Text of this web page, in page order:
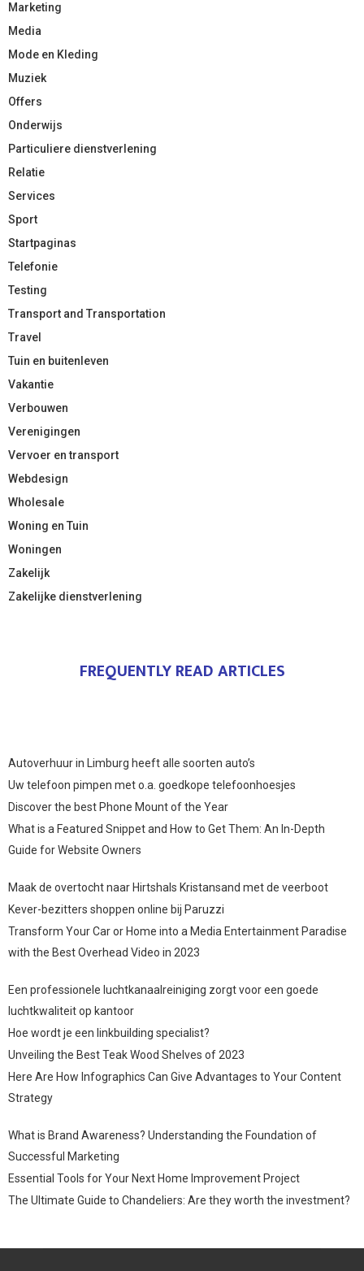
Marketing
Media
Mode en Kleding
Muziek
Offers
Onderwijs
Particuliere dienstverlening
Relatie
Services
Sport
Startpaginas
Telefonie
Testing
Transport and Transportation
Travel
Tuin en buitenleven
Vakantie
Verbouwen
Verenigingen
Vervoer en transport
Webdesign
Wholesale
Woning en Tuin
Woningen
Zakelijk
Zakelijke dienstverlening
FREQUENTLY READ ARTICLES
Autoverhuur in Limburg heeft alle soorten auto’s
Uw telefoon pimpen met o.a. goedkope telefoonhoesjes
Discover the best Phone Mount of the Year
What is a Featured Snippet and How to Get Them: An In-Depth
Guide for Website Owners
Maak de overtocht naar Hirtshals Kristansand met de veerboot
Kever-bezitters shoppen online bij Paruzzi
Transform Your Car or Home into a Media Entertainment Paradise
with the Best Overhead Video in 2023
Een professionele luchtkanaalreiniging zorgt voor een goede
luchtkwaliteit op kantoor
Hoe wordt je een linkbuilding specialist?
Unveiling the Best Teak Wood Shelves of 2023
Here Are How Infographics Can Give Advantages to Your Content
Strategy
What is Brand Awareness? Understanding the Foundation of
Successful Marketing
Essential Tools for Your Next Home Improvement Project
The Ultimate Guide to Chandeliers: Are they worth the investment?